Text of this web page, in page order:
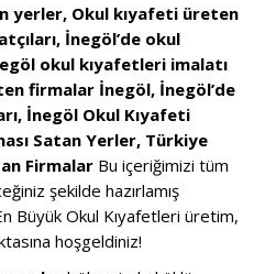
yerler, Okul kıyafeti üreten
İnegöl’de okul
okul kıyafetleri imalatı
firmalar İnegöl, İnegöl’de
İnegöl Okul Kıyafeti
Satan Yerler, Türkiye
Firmalar Bu içeriğimizi tüm
şekilde hazırlamış
Büyük Okul Kıyafetleri üretim,
hoşgeldiniz!